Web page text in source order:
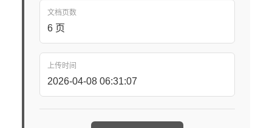
文档页数
6 页
上传时间
2026-04-08 06:31:07